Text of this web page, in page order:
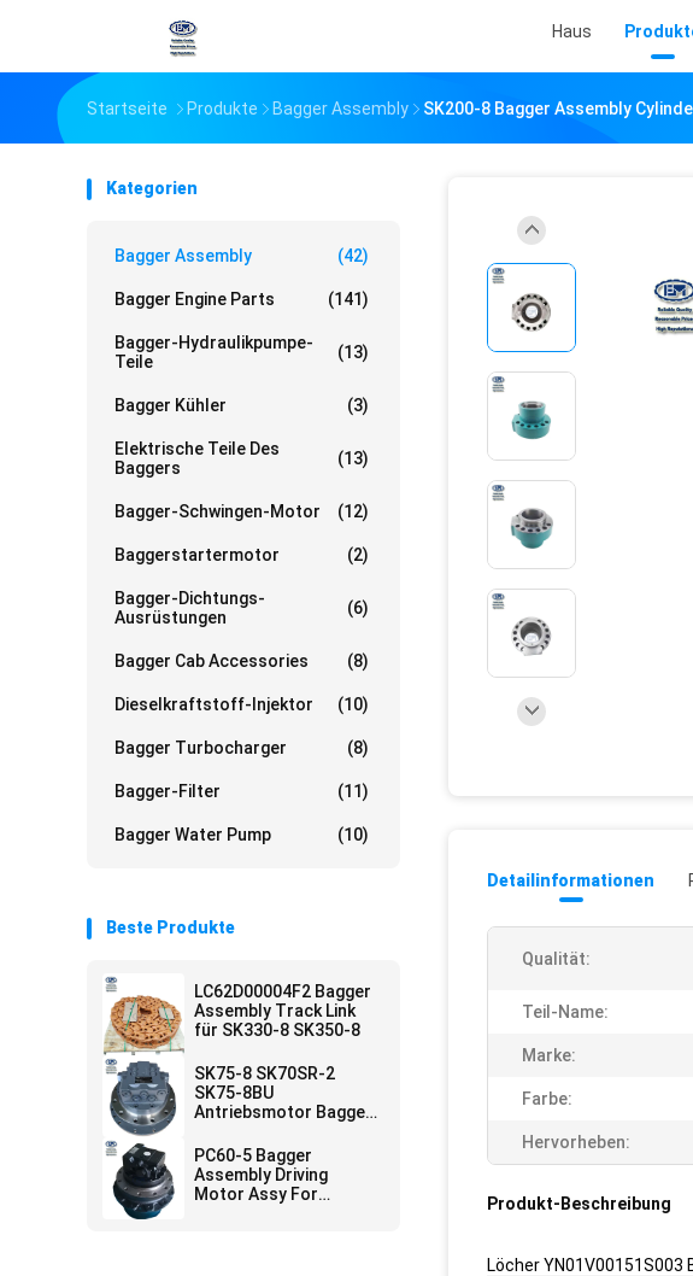
Haus
Startseite Produkte Bagger Assembly SK200-8 Bagger Assembly
Kategorien
Bagger Assembly (42)
Bagger Engine Parts (141)
Bagger-Hydraulikpumpe-
Teile
(13)
Bagger Kühler (3)
Elektrische Teile Des
Baggers
(13)
Bagger-Schwingen-Motor (12)
Baggerstartermotor (2)
Bagger-Dichtungs-
Ausrüstungen
(6)
Bagger Cab Accessories (8)
Dieselkraftstoff-Injektor (10)
Bagger Turbocharger (8)
Bagger-Filter (11)
Bagger Water Pump (10)
Beste Produkte
LC62D00004F2 Bagger
Assembly Track Link
für SK330-8 SK350-8
SK75-8 SK70SR-2
SK75-8BU
Antriebsmotor Bagger-
YT15V00012F1
LG15V00003F1
PC60-5 Bagger
Assembly Driving
Motor Assy For
Detailinformationen
Qualität:
Teil-Name:
Marke:
Farbe:
Hervorheben:
Produkt-Beschreibung
Löcher YN01V00151S003